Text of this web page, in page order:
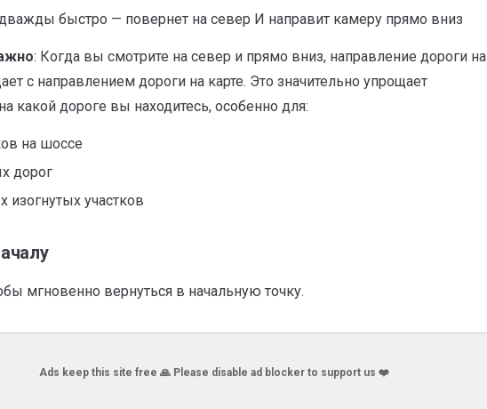
быстро — повернет на север И направит камеру прямо вниз
: Когда вы смотрите на север и прямо вниз, направление дороги на
с направлением дороги на карте. Это значительно упрощает
какой дороге вы находитесь, особенно для:
на шоссе
дорог
изогнутых участков
мгновенно вернуться в начальную точку.
Ads keep this site free 🙏 Please disable ad blocker to support us ❤️